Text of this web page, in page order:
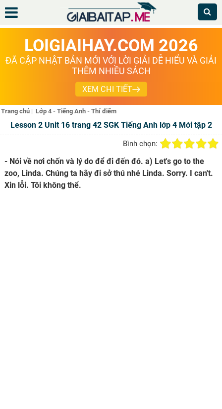
LOIGIAIHAY.COM 2026
ĐÃ CẬP NHẬT BẢN MỚI VỚI LỜI GIẢI DỄ HIỂU VÀ GIẢI
THÊM NHIỀU SÁCH
XEM CHI TIẾT
Trang chủ | Lớp 4 - Tiếng Anh - Thí điểm
Lesson 2 Unit 16 trang 42 SGK Tiếng Anh lớp 4 Mới tập 2
Bình chọn:
- Nói về nơi chốn và lý do để đi đến đó. a) Let's go to the
zoo, Linda. Chúng ta hãy đi sở thú nhé Linda. Sorry. I can't.
Xin lỗi. Tôi không thể.